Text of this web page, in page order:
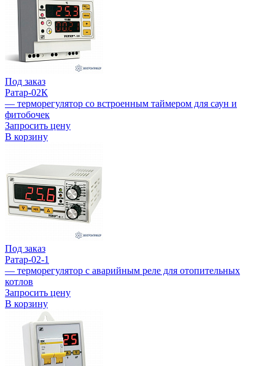
Под заказ
Ратар-02К
— терморегулятор со встроенным таймером для саун и
фитобочек
Запросить цену
В корзину
Под заказ
Ратар-02-1
— терморегулятор с аварийным реле для отопительных
котлов
Запросить цену
В корзину